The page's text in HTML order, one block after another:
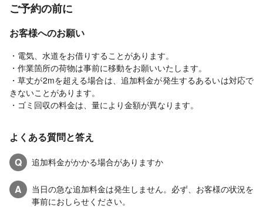
ご予約の前に
お客様へのお願い
・電気、水道をお借りすることがあります。
・作業箇所の荷物は事前に移動をお願いいたします。
・草丈が2mを超える場合は、追加料金が発生するあるいは対応で
きないことがあります。
・ゴミ回収の料金は、量により金額が異なります。
よくある質問と答え
Q
追加料金がかかる場合がありますか
A
当日の急な追加料金は発生しません。必ず、お客様の状況を
事前におしらせください。